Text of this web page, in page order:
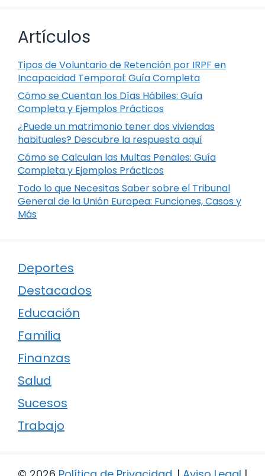
Artículos
Tipos de Voluntario de Retención por IRPF en
Incapacidad Temporal: Guía Completa
Cómo se Cuentan los Días Hábiles: Guía
Completa y Ejemplos Prácticos
¿Puede un matrimonio tener dos viviendas
habituales? Descubre la respuesta aquí
Cómo se Calculan las Multas Penales: Guía
Completa y Ejemplos Prácticos
Todo lo que Necesitas Saber sobre el Tribunal
General de la Unión Europea: Funciones, Casos y
Más
Deportes
Destacados
Educación
Familia
Finanzas
Salud
Sucesos
Trabajo